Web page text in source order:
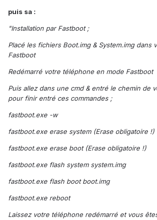
puis sa :
"Installation par Fastboot ;
Placé les fichiers Boot.img & System.img dans
Fastboot
Redémarré votre téléphone en mode Fastboot
Puis allez dans une cmd & entré le chemin de
pour finir entré ces commandes ;
fastboot.exe -w
fastboot.exe erase system (Erase obligatoire !)
fastboot.exe erase boot (Erase obligatoire !)
fastboot.exe flash system system.img
fastboot.exe flash boot boot.img
fastboot.exe reboot
Laissez votre téléphone redémarré et vous